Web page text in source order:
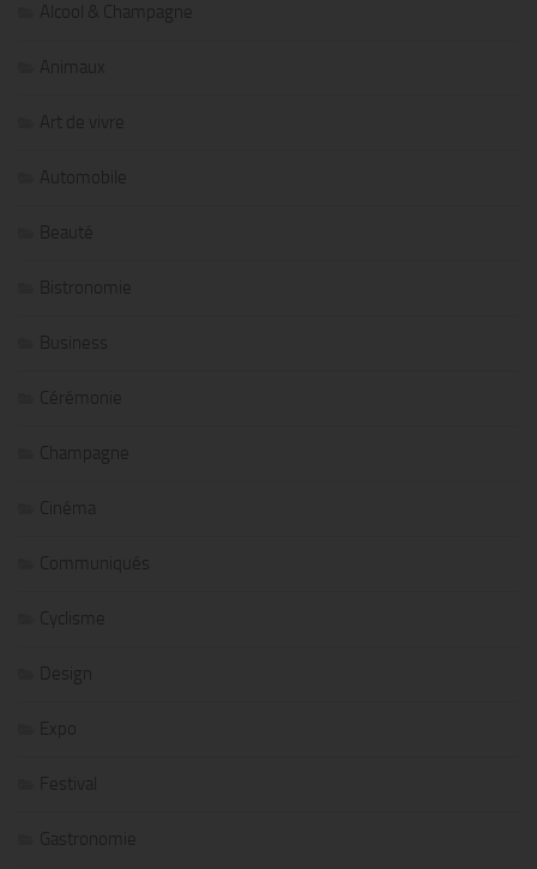
Alcool & Champagne
Animaux
Art de vivre
Automobile
Beauté
Bistronomie
Business
Cérémonie
Champagne
Cinéma
Communiqués
Cyclisme
Design
Expo
Festival
Gastronomie